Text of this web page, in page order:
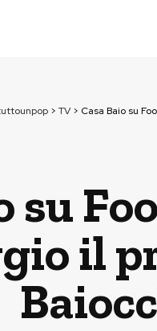
> TV > Casa Baio su
su
il